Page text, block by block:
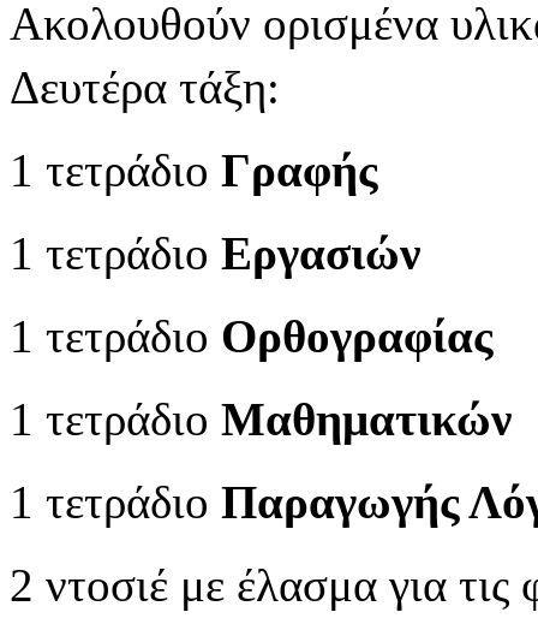
Ακολουθούν ορισμένα
Δευτέρα τάξη:
1 τετράδιο Γραφής
1 τετράδιο Εργασιών
1 τετράδιο Ορθογραφίας
1 τετράδιο Μαθηματικών
1 τετράδιο Παραγωγής
2 ντοσιέ με έλασμα για